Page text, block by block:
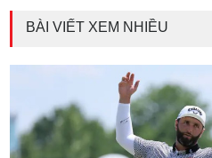
Thành lập
Phong cách sống
BÀI VIẾT XEM NHIỀU